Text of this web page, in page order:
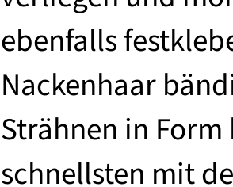
ebenfalls
Nackenhaar
Strähnen in
schnellsten mit